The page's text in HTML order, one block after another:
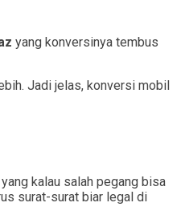
yang konversinya tembus
Jadi jelas, konversi mobil
kalau salah pegang bisa
surat-surat biar legal di